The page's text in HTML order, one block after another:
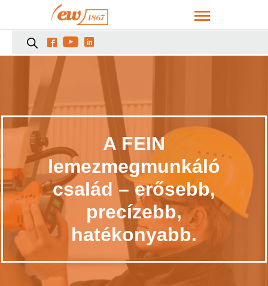
  
A FEIN
lemezmegmunkáló
család – erősebb,
precízebb,
hatékonyabb.